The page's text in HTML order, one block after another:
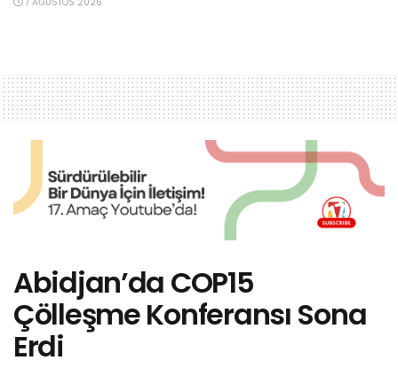
Abidjan’da COP15
Çölleşme Konferansı Sona
Erdi